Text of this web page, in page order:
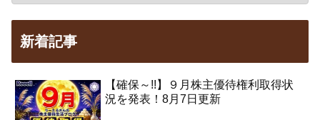
新着記事
【確保～!!】９月株主優待権利取得状
況を発表！8月7日更新